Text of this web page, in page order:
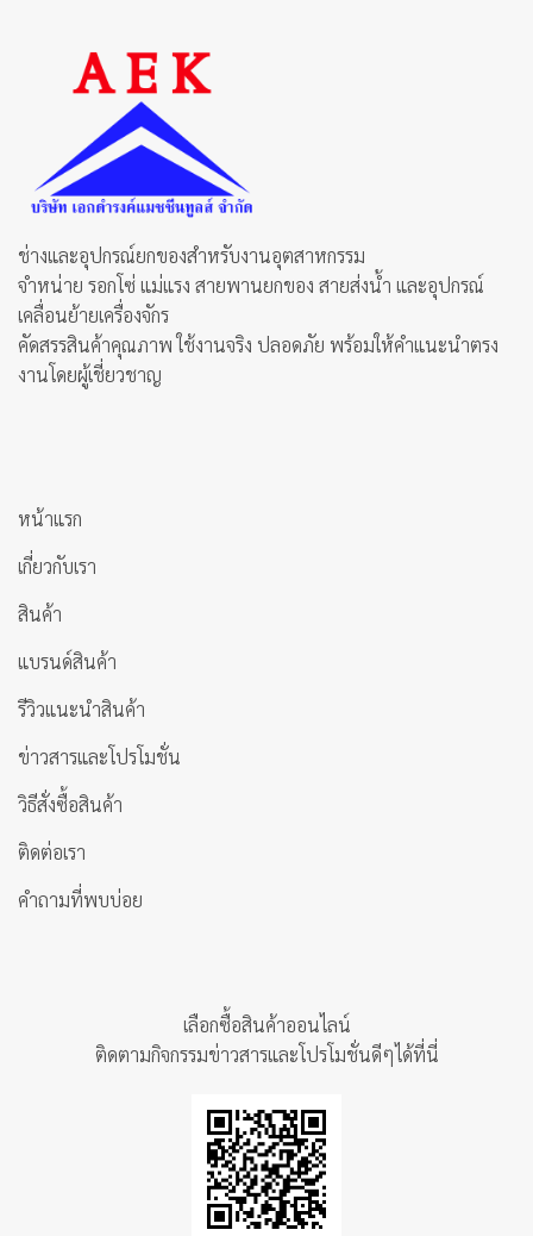
chosen
on
the
product
page
ช่างและอุปกรณ์ยกของสำหรับงานอุตสาหกรรม
จำหน่าย รอกโซ่ แม่แรง สายพานยกของ สายส่งน้ำ และอุปกรณ์
เคลื่อนย้ายเครื่องจักร
คัดสรรสินค้าคุณภาพ ใช้งานจริง ปลอดภัย พร้อมให้คำแนะนำตรง
งานโดยผู้เชี่ยวชาญ
หน้าแรก
เกี่ยวกับเรา
สินค้า
แบรนด์สินค้า
รีวิวแนะนำสินค้า
ข่าวสารและโปรโมชั่น
วิธีสั่งซื้อสินค้า
ติดต่อเรา
คำถามที่พบบ่อย
เลือกซื้อสินค้าออนไลน์
ติดตามกิจกรรมข่าวสารและโปรโมชั่นดีๆได้ที่นี่